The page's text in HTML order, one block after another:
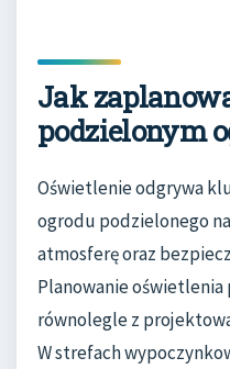
Jak
podzielonym
Oświetlenie odgrywa
ogrodu podzielonego
atmosferę oraz
Planowanie oświetlenia
równolegle z
W strefach